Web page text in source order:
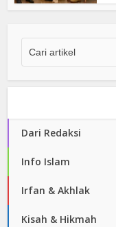
Dari Redaksi
Info Islam
Irfan & Akhlak
Kisah & Hikmah